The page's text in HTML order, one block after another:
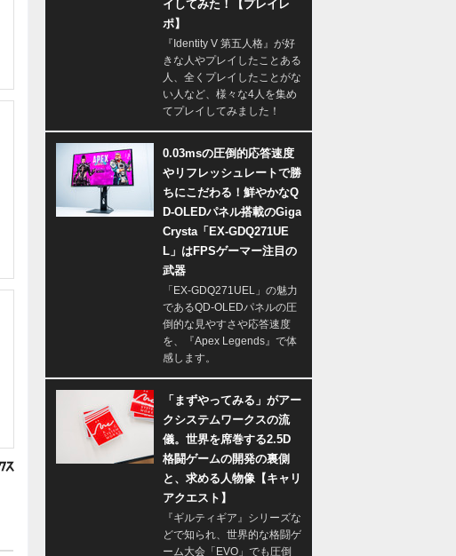
イしてみた！【プレイレ
ポ】
『Identity V 第五人格』が好
きな人やプレイしたことある
人、全くプレイしたことがな
い人など、様々な4人を集め
てプレイしてみました！
0.03msの圧倒的応答速度
やリフレッシュレートで勝
ちにこだわる！鮮やかなQ
D-OLEDパネル搭載のGiga
Crysta「EX-GDQ271UE
L」はFPSゲーマー注目の
武器
「EX-GDQ271UEL」の魅力
であるQD-OLEDパネルの圧
倒的な見やすさや応答速度
を、『Apex Legends』で体
感します。
「まずやってみる」がアー
クシステムワークスの流
儀。世界を席巻する2.5D
格闘ゲームの開発の裏側
と、求める人物像【キャリ
アクエスト】
『ギルティギア』シリーズな
どで知られ、世界的な格闘ゲ
ーム大会「EVO」でも圧倒